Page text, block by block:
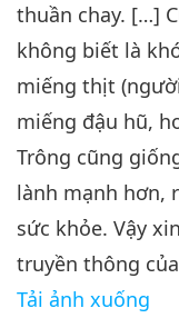
6
Lời Thánh Khải
7
Lời Thánh Khải
thuần chay. […]
không biết là
miếng thịt
miếng đậu hũ,
Trông cũng
lành mạnh hơn,
sức khỏe. Vậy
truyền thông
Tải ảnh xuống